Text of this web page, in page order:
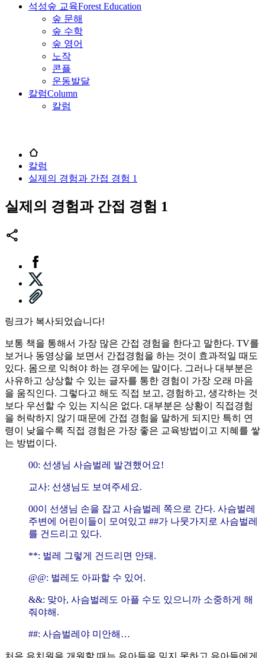
석성숲 교육Forest Education
숲 문해
숲 수학
숲 영어
노작
콘플
운동발달
칼럼Column
칼럼
칼럼
실제의 경험과 간접 경험 1
실제의 경험과 간접 경험 1
링크가 복사되었습니다!
보통 책을 통해서 가장 많은 간접 경험을 한다고 말한다. TV를
보거나 동영상을 보면서 간접경험을 하는 것이 효과적일 때도
있다. 몸으로 익혀야 하는 경우에는 말이다. 그러나 대부분은
사유하고 상상할 수 있는 글자를 통한 경험이 가장 오래 마음
을 움직인다. 그렇다고 해도 직접 보고, 경험하고, 생각하는 것
보다 우선할 수 있는 지식은 없다. 대부분은 상황이 직접경험
을 허락하지 않기 때문에 간접 경험을 말하게 되지만 특히 연
령이 낮을수록 직접 경험은 가장 좋은 교육방법이고 지혜를 쌓
는 방법이다.
00: 선생님 사슴벌레 발견했어요!
교사: 선생님도 보여주세요.
00이 선생님 손을 잡고 사슴벌레 쪽으로 간다. 사슴벌레
주변에 어린이들이 모여있고 ##가 나뭇가지로 사슴벌레
를 건드리고 있다.
**: 벌레 그렇게 건드리면 안돼.
@@: 벌레도 아파할 수 있어.
&&: 맞아, 사슴벌레도 아플 수도 있으니까 소중하게 해
줘야해.
##: 사슴벌레야 미안해…
처음 유치원을 개원할 때는 유아들을 믿지 못하고 유아들에게